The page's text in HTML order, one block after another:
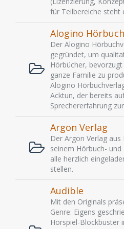
für Teilbereiche steht
Alogino
Der Alogino
gegründet, um
Hörbücher,
ganze Familie zu
Alogino
Acktun, der bereits
Sprechererfahrung
Argon Verlag
Der Argon Verlag
seinem Hörbuch-
alle herzlich
stellen.
Audible
Mit den Originals
Genre: Eigens
Hörspiel-Blockbuster